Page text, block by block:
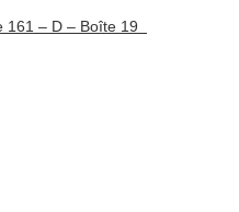
161 – D – Boîte 19